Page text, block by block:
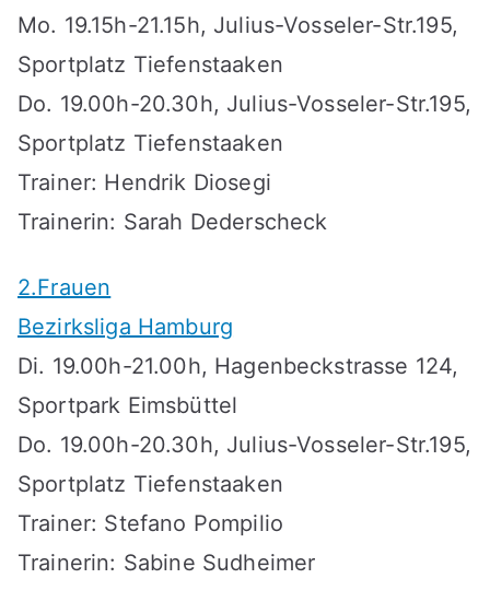
Mo. 19.15h-21.15h, Julius-Vosseler-Str.195,
Sportplatz Tiefenstaaken
Do. 19.00h-20.30h, Julius-Vosseler-Str.195,
Sportplatz Tiefenstaaken
Trainer: Hendrik Diosegi
Trainerin: Sarah Dederscheck
2.Frauen
Bezirksliga Hamburg
Di. 19.00h-21.00h, Hagenbeckstrasse 124,
Sportpark Eimsbüttel
Do. 19.00h-20.30h, Julius-Vosseler-Str.195,
Sportplatz Tiefenstaaken
Trainer: Stefano Pompilio
Trainerin: Sabine Sudheimer